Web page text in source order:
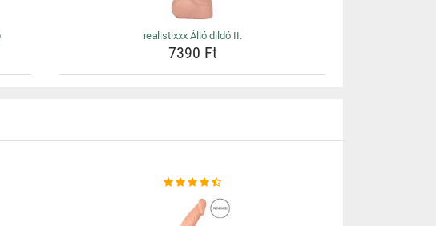
realistixxx Álló dildó II.
7390 Ft